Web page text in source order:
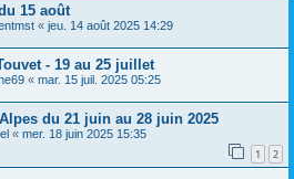
15 août
« jeu. 14 août 2025 14:29
- 19 au 25 juillet
« mar. 15 juil. 2025 05:25
du 21 juin au 28 juin 2025
« mer. 18 juin 2025 15:35
1 2